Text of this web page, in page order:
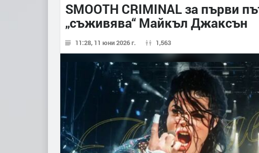
SMOOTH CRIMINAL за първи
„съживява“ Майкъл Джаксън
11:28, 11 юни 2026 г. 1,563